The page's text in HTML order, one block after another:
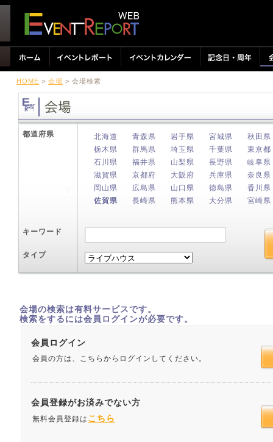
HOME > 会場 > 会場検索
都道府県 北海道 青森県 岩手県 宮城県
秋田県
栃木県
群馬県 埼玉県 千葉県
東京都
石川県
福井県 山梨県 長野県
岐阜県
滋賀県
京都府 大阪府 兵庫県
奈良県
岡山県
広島県 山口県 徳島県
香川県
佐賀県
長崎県 熊本県 大分県 宮崎県
キーワード
タイプ
会場の検索は有料サービスです。
検索をするには会員ログインが必要です。
会員ログイン
会員の方は、こちらからログインしてください。
会員登録がお済みでない方
無料会員登録は こちら